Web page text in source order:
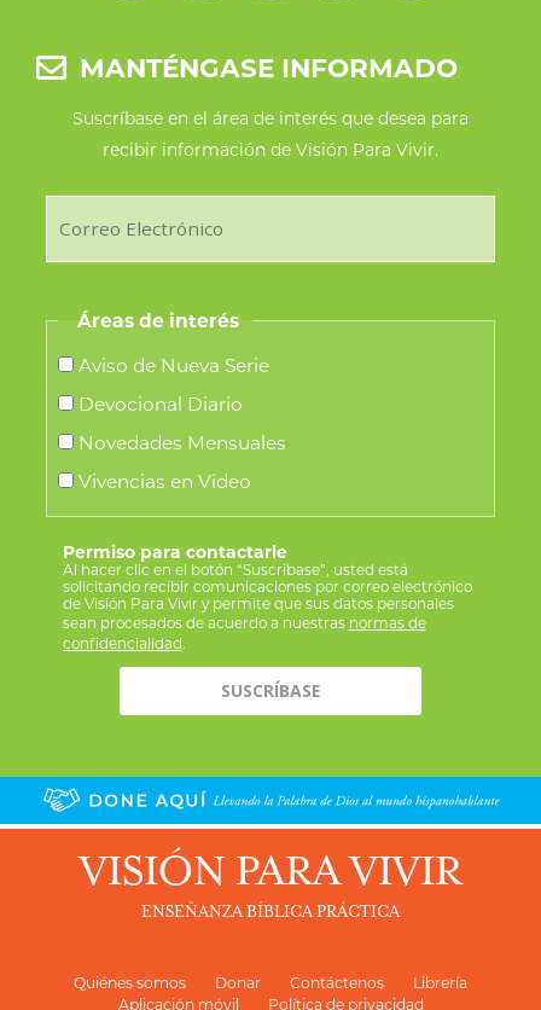
MANTÉNGASE INFORMADO
Suscríbase en el área de interés que desea para
recibir información de Visión Para Vivir.
Áreas de interés
Aviso de Nueva Serie
Devocional Diario
Novedades Mensuales
Vivencias en Video
Permiso para contactarle
Al hacer clic en el botón “Suscríbase”, usted está
solicitando recibir comunicaciones por correo electrónico
de Visión Para Vivir y permite que sus datos personales
sean procesados de acuerdo a nuestras normas de
confidencialidad.
VISIÓN PARA VIVIR
ENSEÑANZA BÍBLICA PRÁCTICA
Quiénes somos Donar Contáctenos
Librería
Aplicación móvil
Política de privacidad